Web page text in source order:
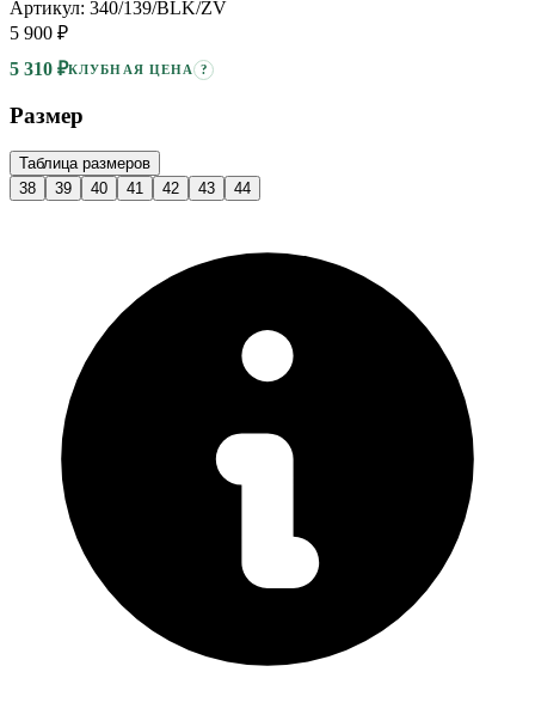
Артикул: 340/139/BLK/ZV
5 900 ₽
5 310 ₽КЛУБНАЯ ЦЕНА ?
Размер
Таблица размеров
38
39 40 41 42 43 44